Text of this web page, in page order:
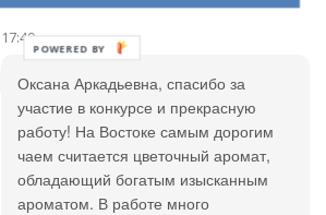
Тонкушина Наталья 08.01.2016 в
17:49
Оксана Аркадьевна, спасибо за
участие в конкурсе и прекрасную
работу! На Востоке самым дорогим
чаем считается цветочный аромат,
обладающий богатым изысканным
ароматом. В работе много
POWERED